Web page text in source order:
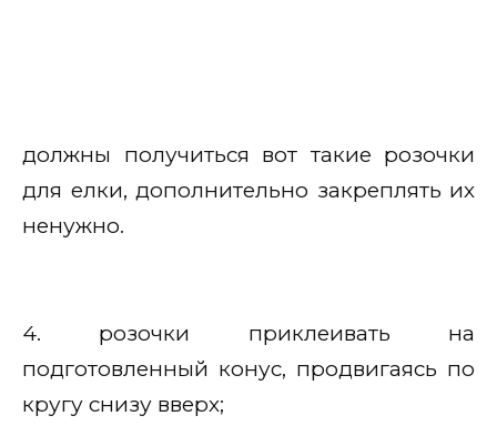
должны получиться вот такие розочки
для елки, дополнительно закреплять их
ненужно.
4. розочки приклеивать на
подготовленный конус, продвигаясь по
кругу снизу вверх;